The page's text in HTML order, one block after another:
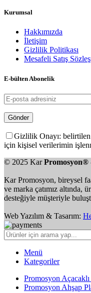
Kurumsal
Hakkımızda
İletişim
Gizlilik Politikası
Mesafeli Satış
E-bülten Abonelik
Gizlilik Onayı: belirtilen
için kişisel verilerimin
© 2025 KarPromosyon®
Kar Promosyon, bireysel
ve marka çatımız altında,
desteğiyle müşteriyle
Web Yazılım & Tasarım:
Menü
Kategoriler
Promosyon
Promosyon Ahşap